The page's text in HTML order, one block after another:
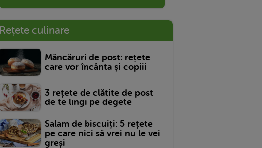
Rețete culinare
Mâncăruri de post: rețete
care vor încânta și copiii
3 rețete de clătite de post
de te lingi pe degete
Salam de biscuiți: 5 rețete
pe care nici să vrei nu le vei
greși